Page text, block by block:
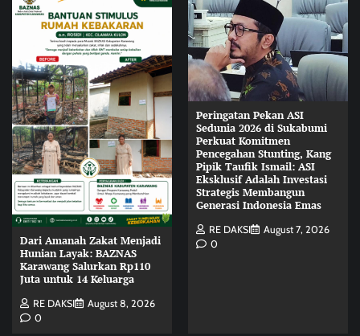
Dari Amanah Zakat Menjadi
Hunian Layak: BAZNAS
Karawang Salurkan Rp110
Juta untuk 14 Keluarga
RE DAKSI
August 8, 2026
0
Peringatan Pekan ASI
Sedunia 2026 di Sukabumi
Perkuat Komitmen
Pencegahan Stunting, Kang
Pipik Taufik Ismail: ASI
Eksklusif Adalah Investasi
Strategis Membangun
Generasi Indonesia Emas
RE DAKSI
August 7, 2026
0